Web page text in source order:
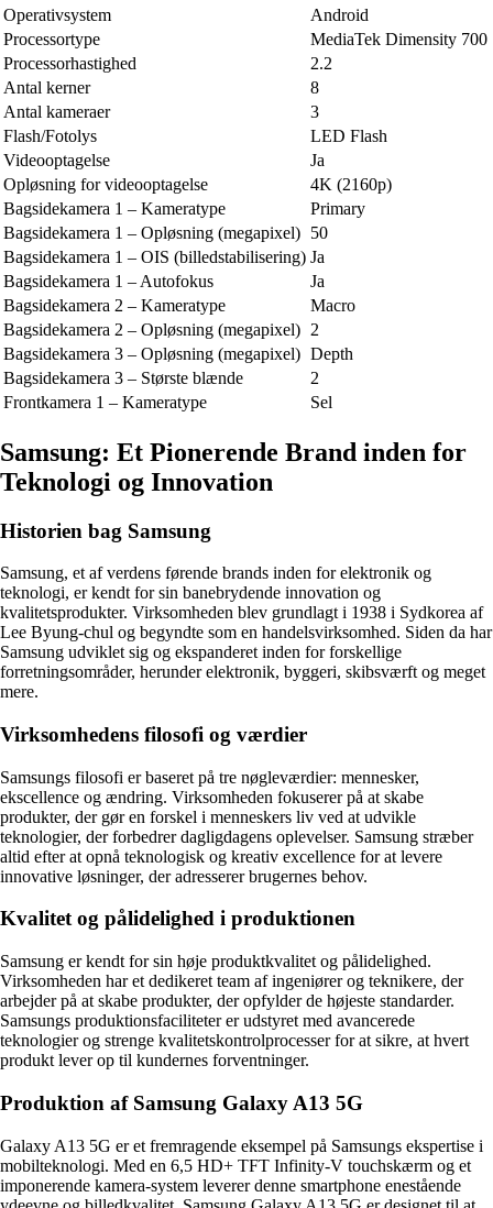
Operativsystem
Android
Processortype
MediaTek Dimensity 700
Processorhastighed
2.2
Antal kerner
8
Antal kameraer
3
Flash/Fotolys
LED Flash
Videooptagelse
Ja
Opløsning for videooptagelse
4K (2160p)
Bagsidekamera 1 – Kameratype
Primary
Bagsidekamera 1 – Opløsning (megapixel) 50
Bagsidekamera 1 – OIS (billedstabilisering) Ja
Bagsidekamera 1 – Autofokus
Ja
Bagsidekamera 2 – Kameratype
Macro
Bagsidekamera 2 – Opløsning (megapixel) 2
Bagsidekamera 3 – Opløsning (megapixel) Depth
Bagsidekamera 3 – Største blænde
2
Frontkamera 1 – Kameratype
Sel
Samsung: Et Pionerende Brand inden for
Teknologi og Innovation
Historien bag Samsung
Samsung, et af verdens førende brands inden for elektronik og
teknologi, er kendt for sin banebrydende innovation og
kvalitetsprodukter. Virksomheden blev grundlagt i 1938 i Sydkorea af
Lee Byung-chul og begyndte som en handelsvirksomhed. Siden da har
Samsung udviklet sig og ekspanderet inden for forskellige
forretningsområder, herunder elektronik, byggeri, skibsværft og meget
mere.
Virksomhedens filosofi og værdier
Samsungs filosofi er baseret på tre nøgleværdier: mennesker,
ekscellence og ændring. Virksomheden fokuserer på at skabe
produkter, der gør en forskel i menneskers liv ved at udvikle
teknologier, der forbedrer dagligdagens oplevelser. Samsung stræber
altid efter at opnå teknologisk og kreativ excellence for at levere
innovative løsninger, der adresserer brugernes behov.
Kvalitet og pålidelighed i produktionen
Samsung er kendt for sin høje produktkvalitet og pålidelighed.
Virksomheden har et dedikeret team af ingeniører og teknikere, der
arbejder på at skabe produkter, der opfylder de højeste standarder.
Samsungs produktionsfaciliteter er udstyret med avancerede
teknologier og strenge kvalitetskontrolprocesser for at sikre, at hvert
produkt lever op til kundernes forventninger.
Produktion af Samsung Galaxy A13 5G
Galaxy A13 5G er et fremragende eksempel på Samsungs ekspertise i
mobilteknologi. Med en 6,5 HD+ TFT Infinity-V touchskærm og et
imponerende kamera-system leverer denne smartphone enestående